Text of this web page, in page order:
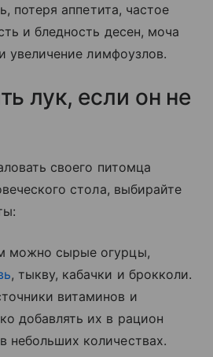
потеря аппетита, частое
и бледность десен, моча
увеличение лимфоузлов.
лук, если он не
своего питомца
стола, выбирайте
можно сырые огурцы,
, тыкву, кабачки и брокколи.
витаминов и
добавлять их в рацион
небольших количествах.